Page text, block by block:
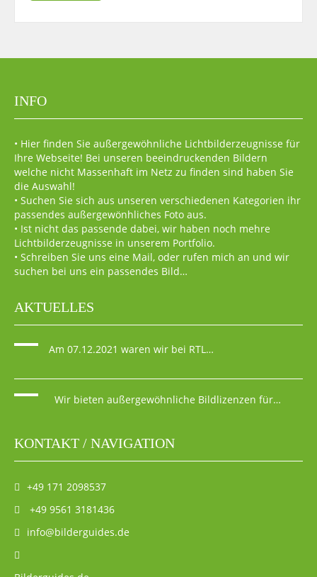
INFO
• Hier finden Sie außergewöhnliche Lichtbilderzeugnisse für
Ihre Webseite! Bei unseren beeindruckenden Bildern
welche nicht Massenhaft im Netz zu finden sind haben Sie
die Auswahl!
• Suchen Sie sich aus unseren verschiedenen Kategorien ihr
passendes außergewönhliches Foto aus.
• Ist nicht das passende dabei, wir haben noch mehre
Lichtbilderzeugnisse in unserem Portfolio.
• Schreiben Sie uns eine Mail, oder rufen mich an und wir
suchen bei uns ein passendes Bild…
AKTUELLES
Am 07.12.2021 waren wir bei RTL…
Wir bieten außergewöhnliche Bildlizenzen für…
KONTAKT / NAVIGATION
+49 171 2098537
+49 9561 3181436
info@bilderguides.de